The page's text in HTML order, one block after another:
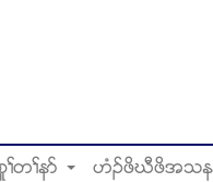
တႈနဏ ဟံဥဖိဃီဖိအသန